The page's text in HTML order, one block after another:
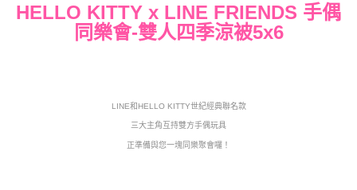
7-11★依產品說明
每筆NT$60，滿NT$699(含以上)免運費
HELLO KITTY x LINE FRIENDS 手偶
同樂會-雙人四季涼被5x6
LINE和HELLO KITTY世紀經典聯名款
三大主角互持雙方手偶玩具
正準備與您一塊同樂聚會囉！